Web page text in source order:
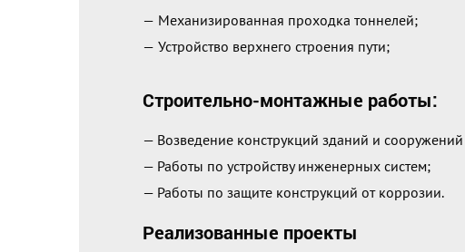
— Механизированная проходка тоннелей;
— Устройство верхнего строения пути;
Строительно-монтажные работы:
— Возведение конструкций зданий и
— Работы по устройству инженерных систем;
— Работы по защите конструкций от коррозии.
Реализованные проекты